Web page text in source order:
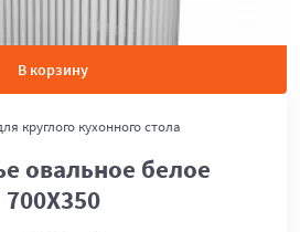
В корзину
круглого кухонного стола
овальное белое
700Х350